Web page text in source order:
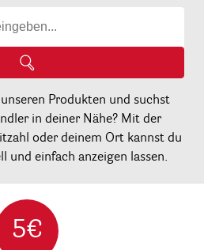
Produkten und suchst
in deiner Nähe? Mit der
oder deinem Ort kannst du
und einfach anzeigen lassen.
5€